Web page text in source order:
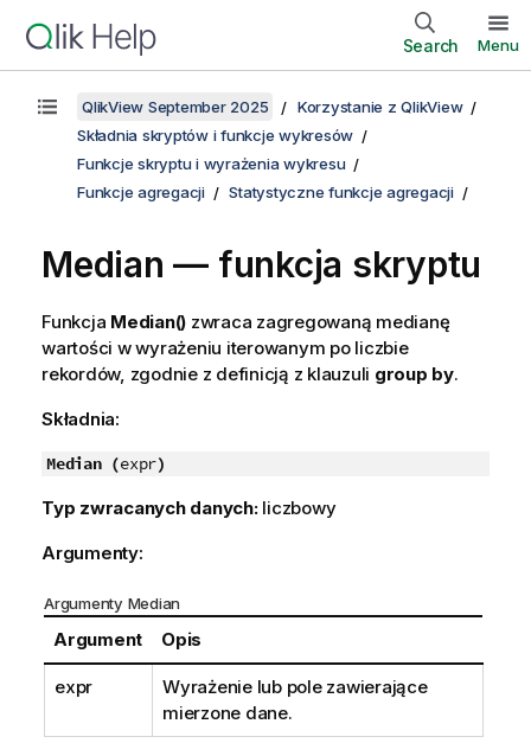
Search Menu
QlikView September 2025
Korzystanie z QlikView
Składnia skryptów i funkcje wykresów
Funkcje skryptu i wyrażenia wykresu
Funkcje agregacji
Statystyczne funkcje agregacji
Median — funkcja skryptu
Funkcja Median() zwraca zagregowaną medianę
wartości w wyrażeniu iterowanym po liczbie
rekordów, zgodnie z definicją z klauzuli group by.
Składnia:
Median (expr)
Typ zwracanych danych: liczbowy
Argumenty:
Argumenty Median
Argument Opis
expr
Wyrażenie lub pole zawierające
mierzone dane.